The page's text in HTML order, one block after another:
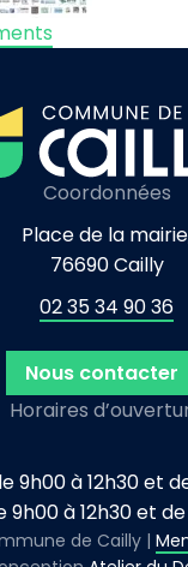
Coordonnées
Place de la
76690 Cailly
02 35 34 90 36
Nous contacter
Horaires
9h00 à 12h30 et
9h00 à 12h30 et de
de Cailly |